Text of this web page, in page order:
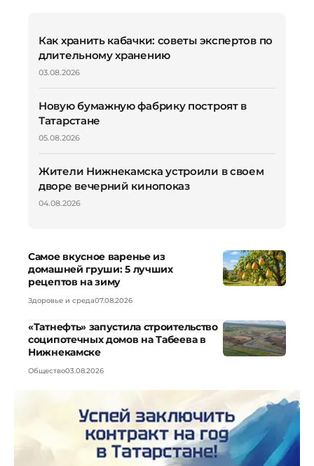
Как хранить кабачки: советы экспертов по
длительному хранению
03.08.2026
Новую бумажную фабрику построят в
Татарстане
05.08.2026
Жители Нижнекамска устроили в своем
дворе вечерний кинопоказ
04.08.2026
Самое вкусное варенье из
домашней груши: 5 лучших
рецептов на зиму
Здоровье и среда07.08.2026
«Татнефть» запустила строительство
соципотечных домов на Табеева в
Нижнекамске
Общество03.08.2026